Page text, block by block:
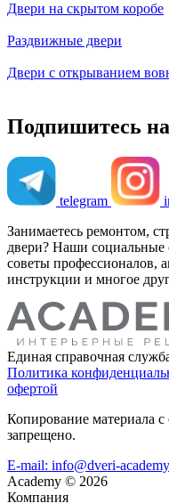
Двери на скрытом коробе
Раздвижные двери
Двери с открыванием
Подпишитесь
telegram
Занимаетесь ремонтом,
двери? Наши социальные
советы профессионалов,
инструкции и многое
Единая справочная
Политика
офертой
Копирование материала с
запрещено.
E-mail: info@dveri-
Academy © 2026
Компания